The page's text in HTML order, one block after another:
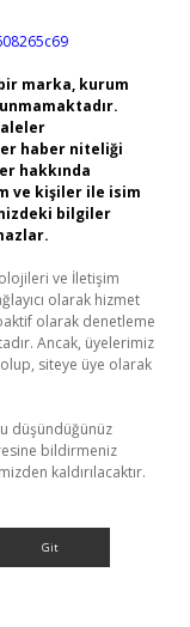
marka, kurum
haber niteliği
hakkında
ve kişiler ile isim
bilgiler
ve İletişim
olarak hizmet
olarak denetleme
Ancak, üyelerimiz
siteye üye olarak
düşündüğünüz
bildirmeniz
kaldırılacaktır.